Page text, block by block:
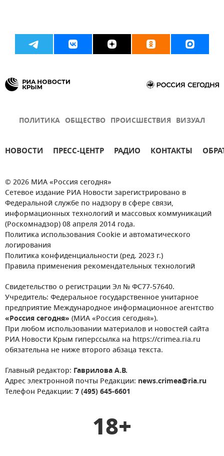
ПОЛИТИКА ОБЩЕСТВО ПРОИСШЕСТВИЯ ВИЗУАЛ
НОВОСТИ ПРЕСС-ЦЕНТР РАДИО КОНТАКТЫ
© 2026 МИА «Россия сегодня»
Сетевое издание РИА Новости зарегистрировано в
Федеральной службе по надзору в сфере связи,
информационных технологий и массовых коммуникаций
(Роскомнадзор) 08 апреля 2014 года.
Политика использования Cookie и автоматического
логирования
Политика конфиденциальности (ред. 2023 г.)
Правила применения рекомендательных технологий
Свидетельство о регистрации Эл № ФС77-57640.
Учредитель: Федеральное государственное унитарное
предприятие Международное информационное агентство
«Россия сегодня» (МИА «Россия сегодня»).
При любом использовании материалов и новостей сайта
РИА Новости Крым гиперссылка на https://crimea.ria.ru
обязательна не ниже второго абзаца текста.
Главный редактор: Гаврилова А.В.
Адрес электронной почты Редакции: news.crimea@ria.ru
Телефон Редакции: 7 (495) 645-6601
18+